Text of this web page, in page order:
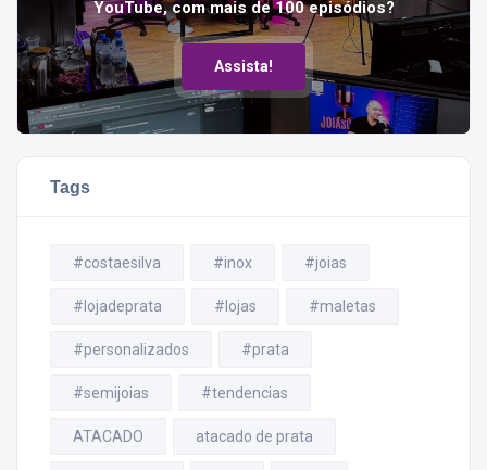
YouTube, com mais de 100 episódios?
Assista!
Tags
#costaesilva #inox #joias
#lojadeprata #lojas #maletas
#personalizados #prata
#semijoias #tendencias
ATACADO atacado de prata